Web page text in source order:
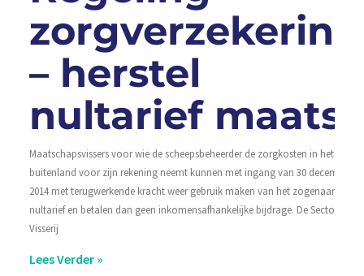
zorgverzekering
– herstel
nultarief maats
Maatschapsvissers voor wie de scheepsbeheerder de zorgkosten in het
buitenland voor zijn rekening neemt kunnen met ingang van 30 december
2014 met terugwerkende kracht weer gebruik maken van het zogenaamde
nultarief en betalen dan geen inkomensafhankelijke bijdrage. De Sectorraad
Visserij
Lees Verder »